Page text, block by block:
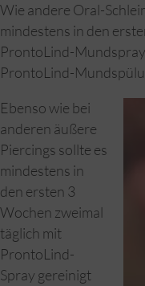
Wie andere Oral-
mindestens in den
ProntoLind-
ProntoLind-
Ebenso wie bei
anderen äußere
Piercings sollte es
mindestens in
den ersten 3
Wochen zweimal
täglich mit
ProntoLind-
Spray gereinigt